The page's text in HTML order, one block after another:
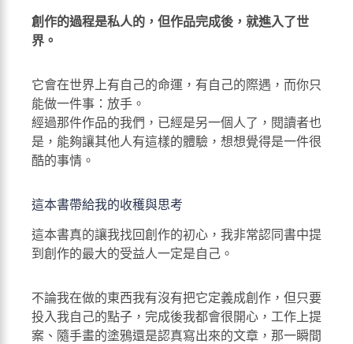
創作的過程是私人的，但作品完成後，就進入了世
界。
它會在世界上有自己的命運，有自己的際遇，而你只
能做一件事：放手。
經過那件作品的我們，已經是另一個人了，閱讀者也
是，能夠讓其他人有這樣的體驗，想想覺得是一件很
酷的事情。
這本書帶給我的收穫與思考
這本書真的讓我找回創作的初心，我非常認同書中提
到創作的最大的受益人一定是自己。
不論我在做的東西我有沒有把它定義成創作，但只要
投入我自己的點子，完成後我都會很開心，工作上提
案、隨手畫的塗鴉還是認真寫出來的文章，那一瞬間